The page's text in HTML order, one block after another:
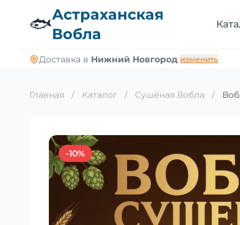
🐟Астраханская
Вобла
Доставка в Нижний Новгород изменить
Главная / Каталог / Сушёная Вобла /
-10%